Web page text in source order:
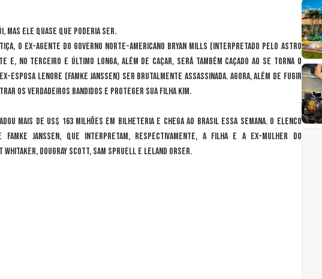
mas ele quase que poderia ser.
o ex-agente do governo norte-americano Bryan Mills (interpretado pelo astro
e, no terceiro e último longa, além de caçar, será também caçado ao se torna o
esposa Lenore (Famke Janssen) ser brutalmente assassinada. Agora, além de fugir
os verdadeiros bandidos e proteger sua filha Kim.
mais de US$ 163 milhões em bilheteria e chega ao Brasil essa semana. O elenco
Famke Janssen, que interpretam, respectivamente, a filha e a ex-mulher do
Dougray Scott, Sam Spruell e Leland Orser.